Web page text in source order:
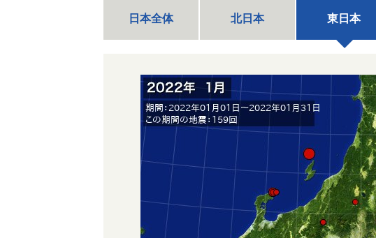
日本全体 北日本 東日本